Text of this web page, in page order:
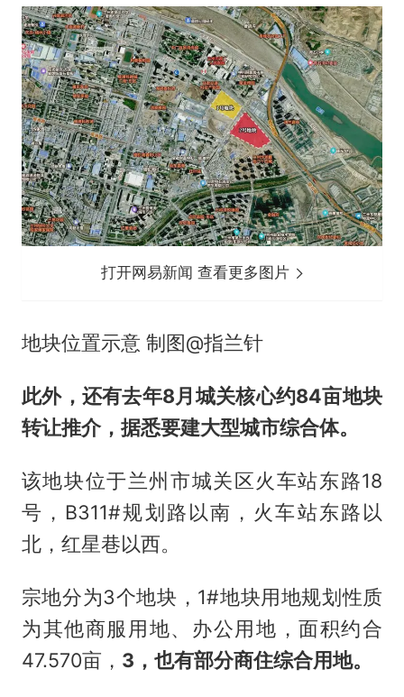
打开网易新闻 查看更多图片
地块位置示意 制图@指兰针
此外，还有去年8月城关核心约84亩地块
转让推介，据悉要建大型城市综合体。
该地块位于兰州市城关区火车站东路18
号，B311#规划路以南，火车站东路以
北，红星巷以西。
宗地分为3个地块，1#地块用地规划性质
为其他商服用地、办公用地，面积约合
47.570亩， 3 ，也有部分商住综合用地。